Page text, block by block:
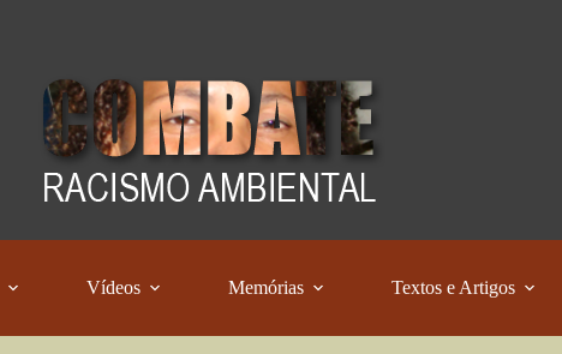
Vídeos Memórias Textos e Artigos